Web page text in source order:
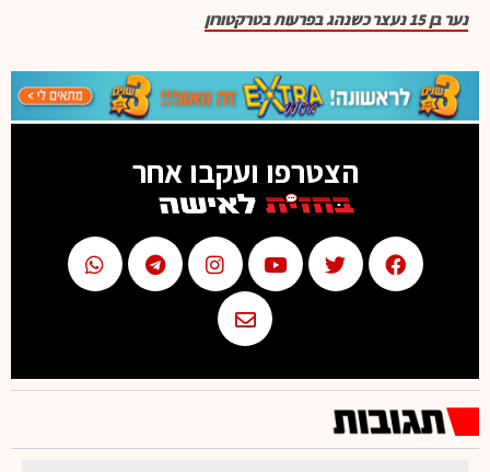
נער בן 15 נעצר כשנהג בפרעות בטרקטורון
הצטרפו ועקבו אחר